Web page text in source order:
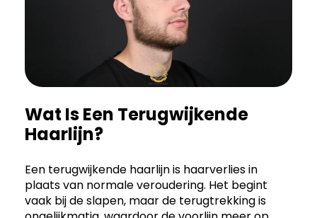
Wat Is Een Terugwijkende
Haarlijn?
Een terugwijkende haarlijn is haarverlies in
plaats van normale veroudering. Het begint
vaak bij de slapen, maar de terugtrekking is